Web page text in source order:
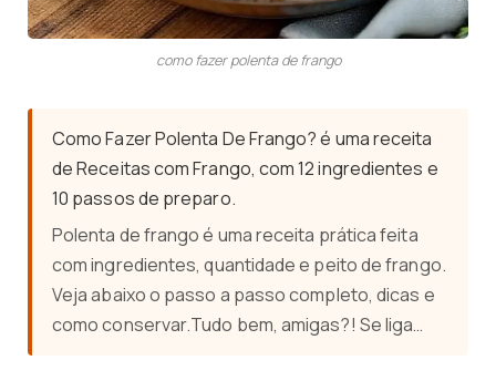
como fazer polenta de frango
Como Fazer Polenta De Frango? é uma receita
de Receitas com Frango, com 12 ingredientes e
10 passos de preparo.
Polenta de frango é uma receita prática feita
com ingredientes, quantidade e peito de frango.
Veja abaixo o passo a passo completo, dicas e
como conservar.Tudo bem, amigas?! Se liga…